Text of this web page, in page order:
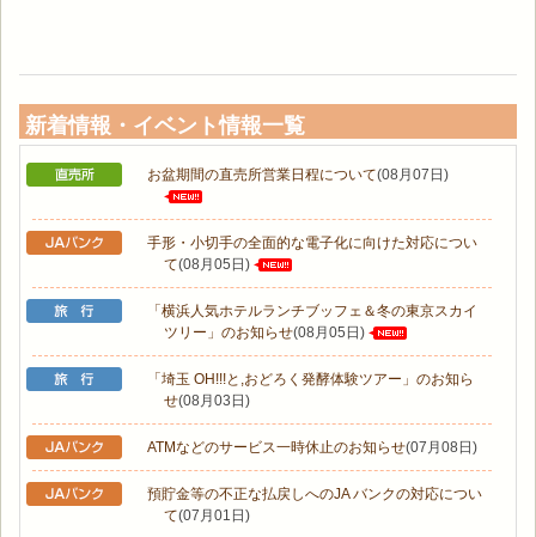
新着情報・イベント情報一覧
お盆期間の直売所営業日程について(08月07日)
手形・小切手の全面的な電子化に向けた対応につい
て(08月05日)
「横浜人気ホテルランチブッフェ＆冬の東京スカイ
ツリー」のお知らせ(08月05日)
「埼玉 OH!!!と,おどろく発酵体験ツアー」のお知ら
せ(08月03日)
ATMなどのサービス一時休止のお知らせ(07月08日)
預貯金等の不正な払戻しへのJA バンクの対応につい
て(07月01日)